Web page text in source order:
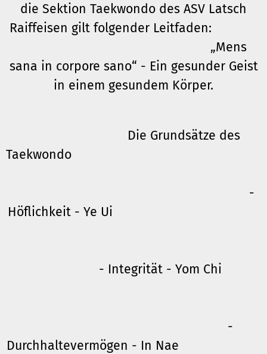
die Sektion Taekwondo des ASV Latsch
Raiffeisen gilt folgender Leitfaden:
„Mens
sana in corpore sano“ - Ein gesunder Geist
in einem gesundem Körper.
Die Grundsätze des
Taekwondo
-
Höflichkeit - Ye Ui
- Integrität - Yom Chi
-
Durchhaltevermögen - In Nae